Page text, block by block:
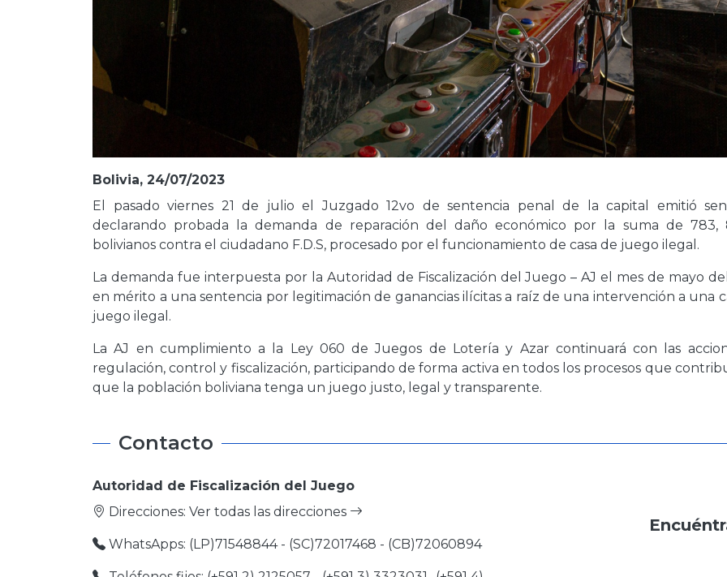
Bolivia, 24/07/2023
El pasado viernes 21 de julio el Juzgado 12vo de sentencia penal de la capital emitió
declarando probada la demanda de reparación del daño económico por la suma de 783,
bolivianos contra el ciudadano F.D.S, procesado por el funcionamiento de casa de juego ilegal.
La demanda fue interpuesta por la Autoridad de Fiscalización del Juego – AJ el mes de mayo
en mérito a una sentencia por legitimación de ganancias ilícitas a raíz de una intervención a una
juego ilegal.
La AJ en cumplimiento a la Ley 060 de Juegos de Lotería y Azar continuará con las
regulación, control y fiscalización, participando de forma activa en todos los procesos que
que la población boliviana tenga un juego justo, legal y transparente.
Contacto
Autoridad de Fiscalización del Juego
Direcciones: Ver todas las direcciones
WhatsApps: (LP)71548844 - (SC)72017468 - (CB)72060894